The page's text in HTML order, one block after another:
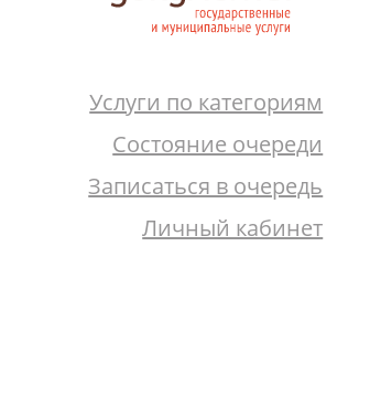
Услуги по категориям
Состояние очереди
Записаться в очередь
Личный кабинет